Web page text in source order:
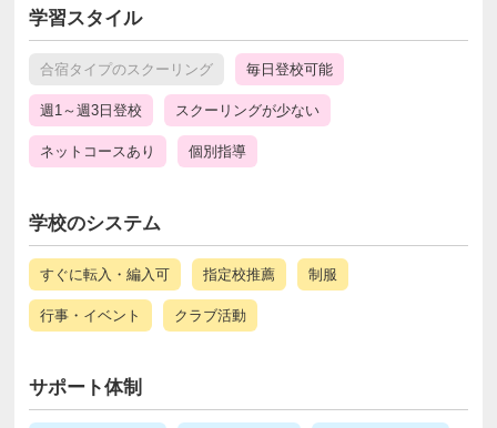
学習スタイル
合宿タイプのスクーリング 毎日登校可能
週1～週3日登校 スクーリングが少ない
ネットコースあり 個別指導
学校のシステム
すぐに転入・編入可 指定校推薦 制服
行事・イベント クラブ活動
サポート体制